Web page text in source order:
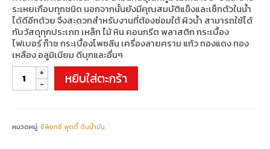
ระเหยเกือบทุกชนิด นอกจากนั้นยังมีคุณสมบัติแข็งและเซ็ทตัวในน้ำ
ได้ดีอีกด้วย จึงสะดวกสำหรับงานที่ต้องซ่อมใต้ ผิวน้ำ สามารถใช้ได้
กับวัสดุทุกประเภท เหล็ก ไม้ หิน คอนกรีต พลาสติก กระเบื้อง
ไฟเบอร์ ก๊าซ กระเบื้องโพซลีน เครื่องลายคราม แก้ว ทองแดง ทอง
เหลือง อลูมิเนียม ดีบุกและอื่นๆ
จำนวน
BONDY
EPOXY
หยิบใส่ตะกร้า
หมวดหมู่:อีพีอกซี่ พุตตี้ ดินน้ำมัน